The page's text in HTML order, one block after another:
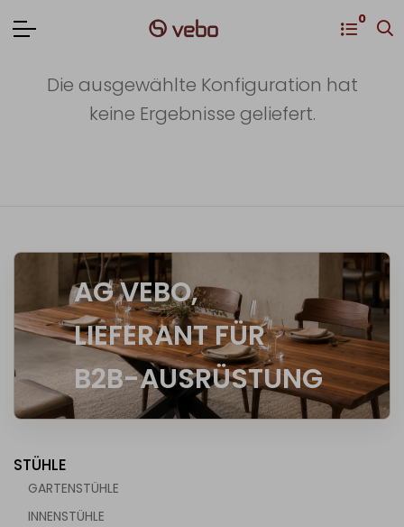
0
Die ausgewählte Konfiguration hat
keine Ergebnisse geliefert.
AG VEBO,
LIEFERANT FÜR
B2B-AUSRÜSTUNG
STÜHLE
GARTENSTÜHLE
INNENSTÜHLE